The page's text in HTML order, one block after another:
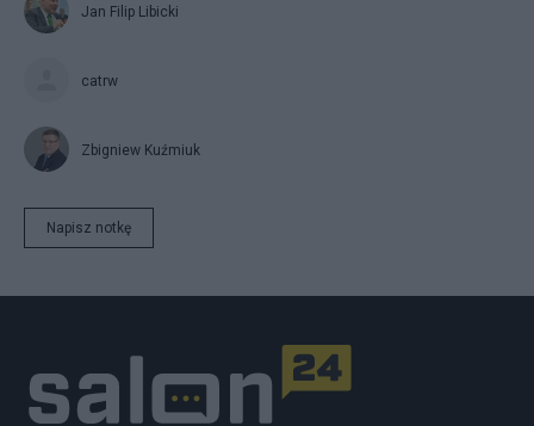
Jan Filip Libicki
catrw
Zbigniew Kuźmiuk
Napisz notkę